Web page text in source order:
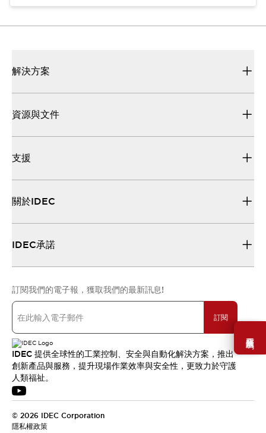
需要幫助嗎？
解決方案
資源與文件
支援
關於IDEC
IDEC承諾
訂閱我們的電子報，獲取我們的最新訊息!
訂閱
IDEC 提供全球性的工業控制、安全與自動化解決方案，推出
創新產品與服務，提升現場作業效率與安全性，更致力於守護
人類福祉。
© 2026 IDEC Corporation
隱私權政策